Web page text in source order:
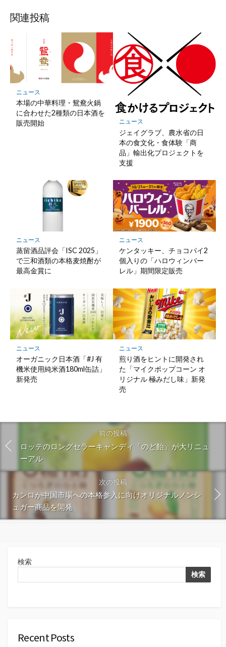
ア
マ
ー
ク
に
保
存
関連投稿
ニュース
本場の中華料理・鴛鴦火鍋
に合わせた2種類の日本酒を
販売開始
ニュース
ジェイグラブ、農水省の日
本の食文化・食体験「商
品」輸出化プロジェクトを
支援
ニュース
蒸留酒品評会「ISC 2025」
で三和酒類の本格麦焼酎が
最高金賞に
ニュース
ケンタッキー、チョコパイ2
個入りの「ハロウィンバー
レル」期間限定販売
ニュース
オーガニック日本酒「#J 有
機米使用純米酒180ml缶詰」
新発売
ニュース
煎り酒をヒントに開発され
た「マイクポップコーン オ
リジナル 極みだし味」新発
売
前の投稿
ロッテのロングセラーキャンディ「のど飴」が大リニュ
ーアル
次の投稿
カンロが中国市場への本格参入に向けオリジナルノンシ
ュガー商品を開発
検索
検索
Recent Posts